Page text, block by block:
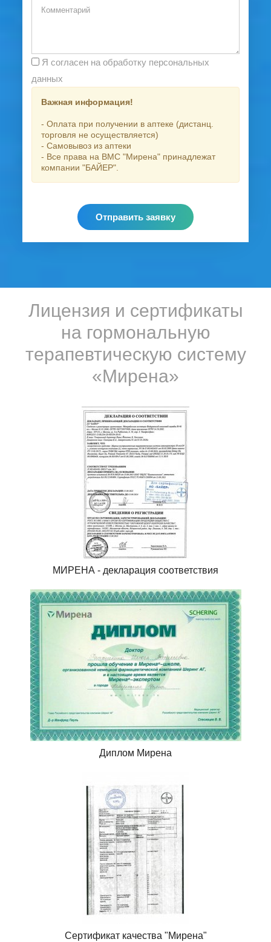
данных
Важная информация!
- Оплата при получении в аптеке (дистанц.
торговля не осуществляется)
- Самовывоз из аптеки
- Все права на ВМС "Мирена" принадлежат
компании "БАЙЕР".
Отправить заявку
Лицензия и сертификаты
на гормональную
терапевтическую систему
«Мирена»
МИРЕНА - декларация соответствия
Диплом Мирена
Сертификат качества "Мирена"